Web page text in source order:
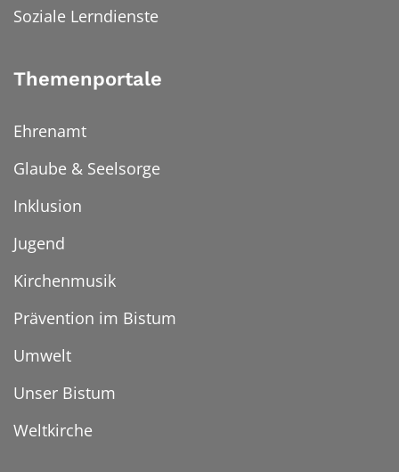
Soziale Lerndienste
Themenportale
Ehrenamt
Glaube & Seelsorge
Inklusion
Jugend
Kirchenmusik
Prävention im Bistum
Umwelt
Unser Bistum
Weltkirche